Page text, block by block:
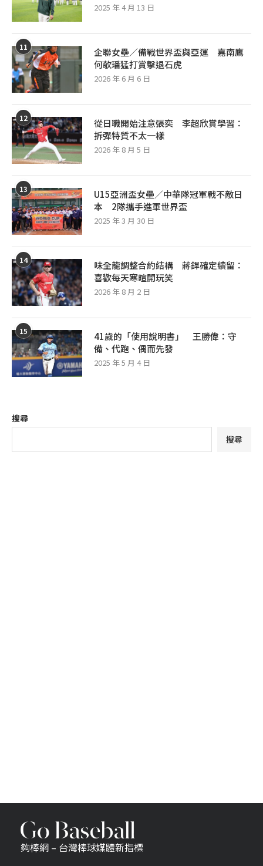
2025 年 4 月 13 日
11
企聯女壘／備戰世界盃與亞運 嘉南鷹
何欹璠猛打賞擊退石虎
2026 年 6 月 6 日
12
從日職開始注意張奕 李超欣賞學習：
拆彈特質不太一樣
2026 年 8 月 5 日
13
U15亞洲盃女壘／中華隊冠軍戰不敵日
本 2隊攜手進軍世界盃
2025 年 3 月 30 日
14
味全龍調整合約結構 蔣銲確定續留：
喜歡每天寒暄開玩笑
2026 年 8 月 2 日
15
41歲的「使用說明書」 王勝偉：守
備、代跑、偶而先發
2025 年 5 月 4 日
搜尋
搜尋
夠棒網 – 台灣棒球媒體新指標